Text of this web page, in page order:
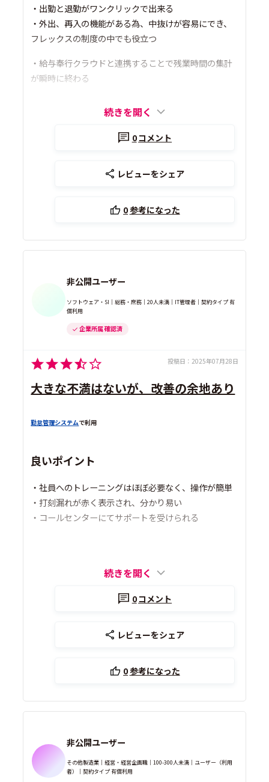
・出勤と退勤がワンクリックで出来る
・外出、再入の機能がある為、中抜けが容易にでき、
フレックスの制度の中でも役立つ
・給与奉行クラウドと連携することで残業時間の集計
が瞬時に終わる
続きを開く
0コメント
レビューをシェア
0参考になった
非公開ユーザー
ソフトウェア・SI｜総務・庶務｜20人未満｜IT管理者｜契約タイプ 有
償利用
企業所属 確認済
投稿日： 2025年07月28日
大きな不満はないが、改善の余地あり
勤怠管理システムで利用
良いポイント
・社員へのトレーニングはほぼ必要なく、操作が簡単
・打刻漏れが赤く表示され、分かり易い
・コールセンターにてサポートを受けられる
続きを開く
0コメント
レビューをシェア
0参考になった
非公開ユーザー
その他製造業｜経営・経営企画職｜100-300人未満｜ユーザー（利用
者）｜契約タイプ 有償利用